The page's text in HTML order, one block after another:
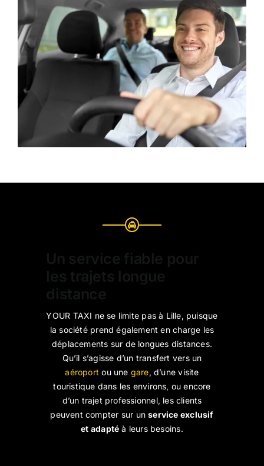
YOUR TAXI ne se limite pas à Lille, puisque
la société prend également en charge les
déplacements sur de longues distances.
Qu’il s’agisse d’un transfert vers un
aéroport ou une gare, d’une visite
touristique dans les environs, ou encore
d’un trajet professionnel, les clients
peuvent compter sur unservice exclusif
et adapté à leurs besoins.